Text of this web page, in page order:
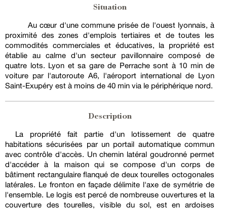
Situation
Au cœur d'une commune prisée de l'ouest lyonnais, à
proximité des zones d'emplois tertiaires et de toutes les
commodités commerciales et éducatives, la propriété est
établie au calme d'un secteur pavillonnaire composé de
quatre lots. Lyon et sa gare de Perrache sont à 10 min de
voiture par l'autoroute A6, l'aéroport international de Lyon
Saint-Exupéry est à moins de 40 min via le périphérique nord.
Description
La propriété fait partie d'un lotissement de quatre
habitations sécurisées par un portail automatique commun
avec contrôle d'accès. Un chemin latéral goudronné permet
d'accéder à la maison qui se compose d'un corps de
bâtiment rectangulaire flanqué de deux tourelles octogonales
latérales. Le fronton en façade délimite l'axe de symétrie de
l'ensemble. Le logis est percé de nombreuse ouvertures et la
couverture des tourelles, visible du sol, est en ardoises